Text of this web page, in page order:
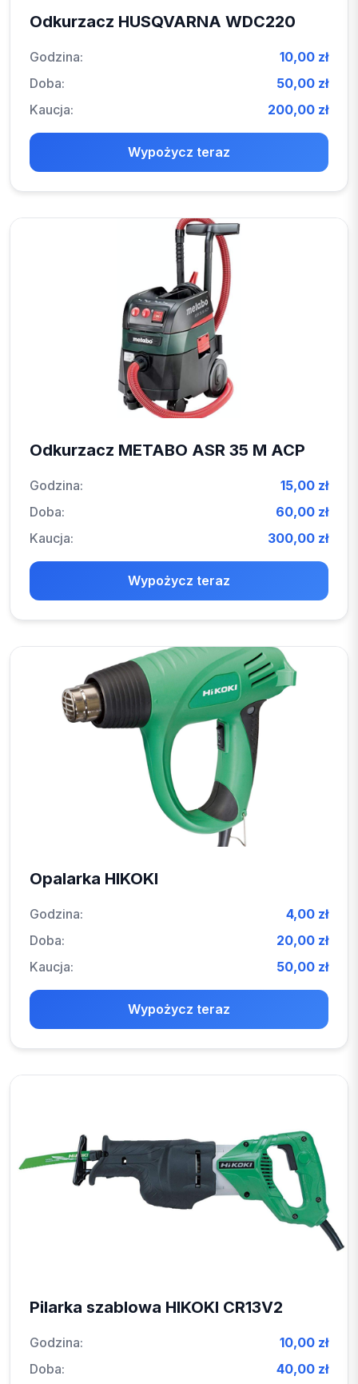
Odkurzacz HUSQVARNA WDC220
Godzina:
10,00 zł
Doba:
50,00 zł
Kaucja:
200,00 zł
Wypożycz teraz
Odkurzacz METABO ASR 35 M ACP
Godzina:
15,00 zł
Doba:
60,00 zł
Kaucja:
300,00 zł
Wypożycz teraz
Opalarka HIKOKI
Godzina:
4,00 zł
Doba:
20,00 zł
Kaucja:
50,00 zł
Wypożycz teraz
Pilarka szablowa HIKOKI CR13V2
Godzina:
10,00 zł
Doba:
40,00 zł